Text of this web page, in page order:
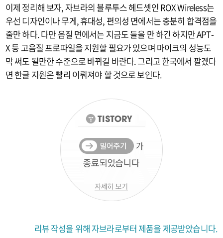
이제 정리해 보자, 자브라의 블루투스 헤드셋인 ROX Wireless는
우선 디자인이나 무게, 휴대성, 편의성 면에서는 충분히 합격점을
줄만 하다. 다만 음질 면에서는 지금도 들을 만 하긴 하지만 APT-
X 등 고음질 프로파일을 지원할 필요가 있으며 마이크의 성능도
막 써도 될만한 수준으로 바뀌길 바란다. 그리고 한국에서 팔겠다
면 한글 지원은 빨리 이뤄져야 할 것으로 보인다.
리뷰 작성을 위해 자브라로부터 제품을 제공받았습니다.